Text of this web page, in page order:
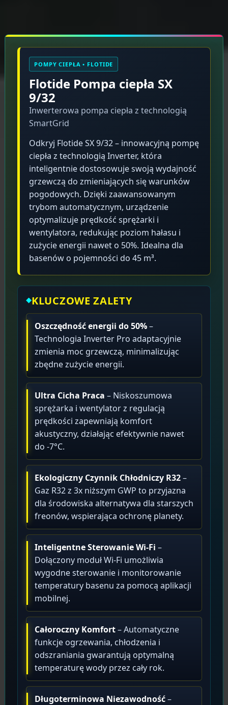
POMPY CIEPŁA • FLOTIDE
Flotide Pompa ciepła SX
9/32
Inwerterowa pompa ciepła z technologią
SmartGrid
Odkryj Flotide SX 9/32 – innowacyjną pompę
ciepła z technologią Inverter, która
inteligentnie dostosowuje swoją wydajność
grzewczą do zmieniających się warunków
pogodowych. Dzięki zaawansowanym
trybom automatycznym, urządzenie
optymalizuje prędkość sprężarki i
wentylatora, redukując poziom hałasu i
zużycie energii nawet o 50%. Idealna dla
basenów o pojemności do 45 m³.
KLUCZOWE ZALETY
Oszczędność energii do 50%–
Technologia Inverter Pro adaptacyjnie
zmienia moc grzewczą, minimalizując
zbędne zużycie energii.
Ultra Cicha Praca – Niskoszumowa
sprężarka i wentylator z regulacją
prędkości zapewniają komfort
akustyczny, działając efektywnie nawet
do -7°C.
Ekologiczny Czynnik Chłodniczy R32–
Gaz R32 z 3x niższym GWP to przyjazna
dla środowiska alternatywa dla starszych
freonów, wspierająca ochronę planety.
Inteligentne Sterowanie Wi-Fi –
Dołączony moduł Wi-Fi umożliwia
wygodne sterowanie i monitorowanie
temperatury basenu za pomocą aplikacji
mobilnej.
Całoroczny Komfort– Automatyczne
funkcje ogrzewania, chłodzenia i
odszraniania gwarantują optymalną
temperaturę wody przez cały rok.
Długoterminowa Niezawodność–